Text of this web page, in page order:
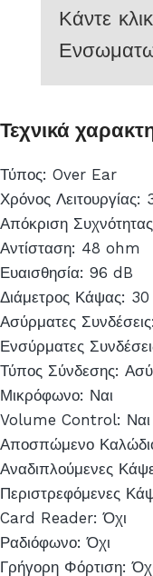
Κάντε
Τεχνικά
Τύπος: Over Ear
Χρόνος Λειτουργίας:
Απόκριση
Αντίσταση: 48 ohm
Ευαισθησία: 96 dB
Διάμετρος Κάψας:
Ασύρματες
Ενσύρματες
Τύπος Σύνδεσης:
Μικρόφωνο: Ναι
Volume Control: Ναι
Αποσπώμενο
Αναδιπλούμενες
Περιστρεφόμενες
Card Reader: Όχι
Ραδιόφωνο: Όχι
Γρήγορη Φόρτιση: